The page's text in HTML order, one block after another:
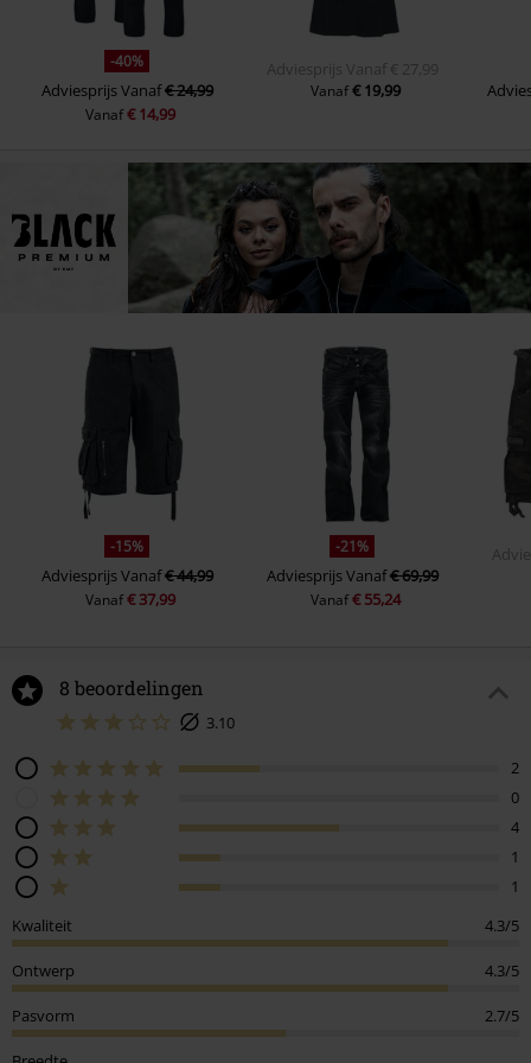
-40%
AdviesprijsVanaf€ 24,99
Vanaf€ 14,99
Adviesprijs Vanaf € 27,99
Vanaf€ 19,99
-15%
AdviesprijsVanaf€ 44,99
Vanaf€ 37,99
-21%
AdviesprijsVanaf€ 69,99
Vanaf€ 55,24
8 beoordelingen
3.10
2
0
4
1
1
Kwaliteit
4.3/5
Ontwerp 4.3/5
Pasvorm 2.7/5